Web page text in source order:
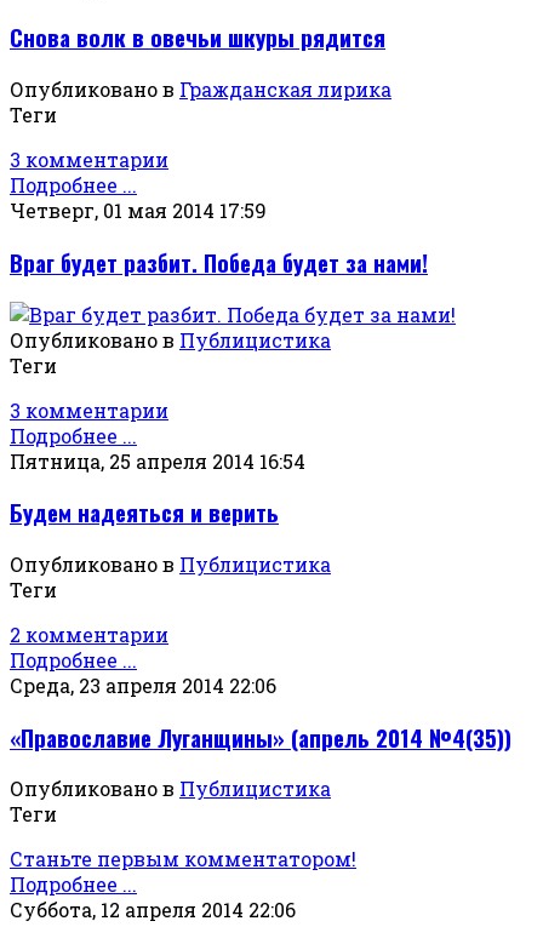
Снова волк в овечьи шкуры рядится
Опубликовано в Гражданская лирика
Теги
3 комментарии
Подробнее ...
Четверг, 01 мая 2014 17:59
Враг будет разбит. Победа будет за нами!
Опубликовано в Публицистика
Теги
3 комментарии
Подробнее ...
Пятница, 25 апреля 2014 16:54
Будем надеяться и верить
Опубликовано в Публицистика
Теги
2 комментарии
Подробнее ...
Среда, 23 апреля 2014 22:06
«Православие Луганщины» (апрель 2014 №4(35))
Опубликовано в Публицистика
Теги
Станьте первым комментатором!
Подробнее ...
Суббота, 12 апреля 2014 22:06